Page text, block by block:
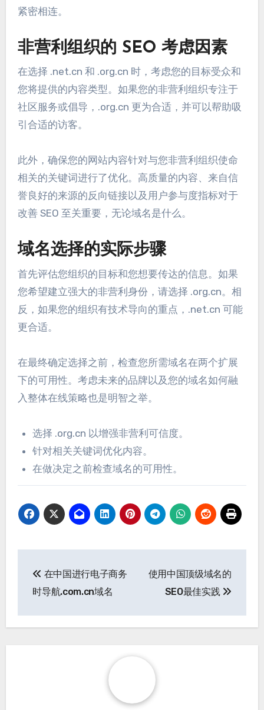
紧密相连。
非营利组织的 SEO 考虑因素
在选择 .net.cn 和 .org.cn 时，考虑您的目标受众和
您将提供的内容类型。如果您的非营利组织专注于
社区服务或倡导，.org.cn 更为合适，并可以帮助吸
引合适的访客。
此外，确保您的网站内容针对与您非营利组织使命
相关的关键词进行了优化。高质量的内容、来自信
誉良好的来源的反向链接以及用户参与度指标对于
改善 SEO 至关重要，无论域名是什么。
域名选择的实际步骤
首先评估您组织的目标和您想要传达的信息。如果
您希望建立强大的非营利身份，请选择 .org.cn。相
反，如果您的组织有技术导向的重点，.net.cn 可能
更合适。
在最终确定选择之前，检查您所需域名在两个扩展
下的可用性。考虑未来的品牌以及您的域名如何融
入整体在线策略也是明智之举。
选择 .org.cn 以增强非营利可信度。
针对相关关键词优化内容。
在做决定之前检查域名的可用性。
navigation
在中国进行电子商务
时导航.com.cn域名
使用中国顶级域名的
SEO最佳实践